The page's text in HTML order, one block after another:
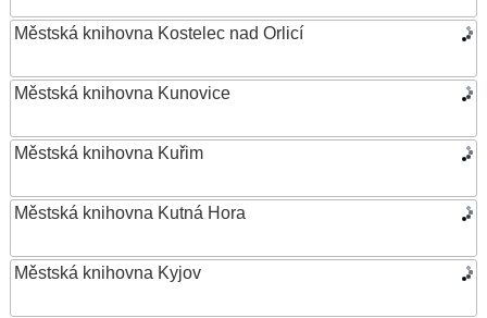
Městská knihovna Kostelec nad Orlicí
Městská knihovna Kunovice
Městská knihovna Kuřim
Městská knihovna Kutná Hora
Městská knihovna Kyjov